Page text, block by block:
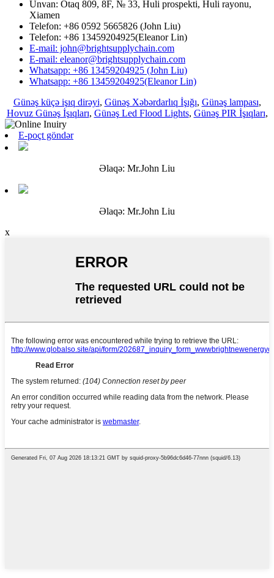
Ünvan: Otaq 809, 8F, № 33, Huli prospekti, Huli rayonu,
Xiamen
Telefon: +86 0592 5665826 (John Liu)
Telefon: +86 13459204925(Eleanor Lin)
E-mail: john@brightsupplychain.com
E-mail: eleanor@brightsupplychain.com
Whatsapp: +86 13459204925 (John Liu)
Whatsapp: +86 13459204925(Eleanor Lin)
Günəş küçə işıq dirəyi, Günəş Xəbərdarlıq İşığı, Günəş lampası,
Hovuz Günəş İşıqları, Günəş Led Flood Lights, Günəş PIR İşıqları,
E-poçt göndər
Əlaqə: Mr.John Liu
Əlaqə: Mr.John Liu
x